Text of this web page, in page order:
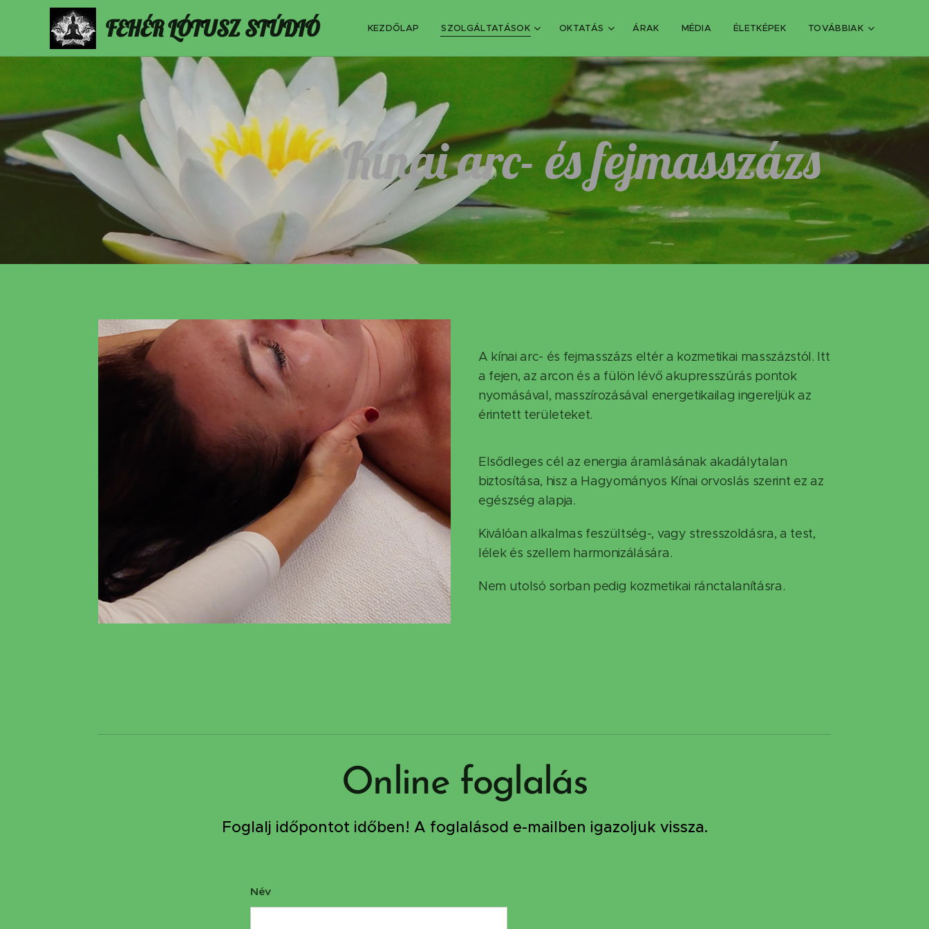
FEHÉR LÓTUSZ STÚDIÓ KEZDŐLAP SZOLGÁLTATÁSOK OKTATÁS ÁRAK MÉDIA ÉLETKÉPEK TOVÁBBIAK
Kínai arc- és fejmasszázs
A kínai arc- és fejmasszázs eltér a kozmetikai masszázstól. Itt
a fejen, az arcon és a fülön lévő akupresszúrás pontok
nyomásával, masszírozásával energetikailag ingereljük az
érintett területeket.
Elsődleges cél az energia áramlásának akadálytalan
biztosítása, hisz a Hagyományos Kínai orvoslás szerint ez az
egészség alapja.
Kiválóan alkalmas feszültség-, vagy stresszoldásra, a test,
lélek és szellem harmonizálására.
Nem utolsó sorban pedig kozmetikai ránctalanításra.
Online foglalás
Foglalj időpontot időben! A foglalásod e-mailben igazoljuk vissza.
Név